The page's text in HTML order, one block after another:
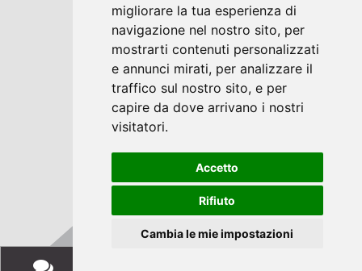
migliorare la tua esperienza di
navigazione nel nostro sito, per
mostrarti contenuti personalizzati
e annunci mirati, per analizzare il
traffico sul nostro sito, e per
capire da dove arrivano i nostri
visitatori.
Accetto
Rifiuto
Cambia le mie impostazioni
Location & Directions
Newsletter
| VAT 00738830215